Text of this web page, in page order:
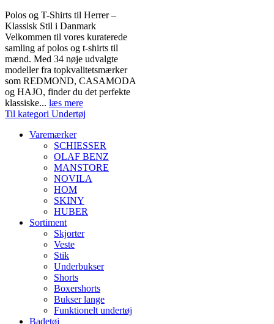
Polos og T-Shirts til Herrer –
Klassisk Stil i Danmark
Velkommen til vores kuraterede
samling af polos og t-shirts til
mænd. Med 34 nøje udvalgte
modeller fra topkvalitetsmærker
som REDMOND, CASAMODA
og HAJO, finder du det perfekte
klassiske... læs mere
Til kategori Undertøj
Varemærker
SCHIESSER
OLAF BENZ
MANSTORE
NOVILA
HOM
SKINY
HUBER
Sortiment
Skjorter
Veste
Stik
Underbukser
Shorts
Boxershorts
Bukser lange
Funktionelt undertøj
Badetøj